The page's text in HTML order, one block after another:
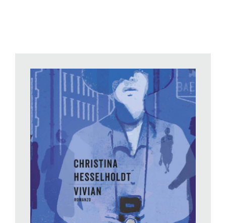
piene di roba, nella casa di Chicago dove era morta a 83 anni.
Niente parenti: di lei si occupava qualcuno degli ex bambini
che l’aveva avuta come tata e ancora ne ricordava il passo
marziale e le scarpe stringate.
Per quarant’anni, Vivian Maier era stata a servizio, amatissima
dai piccoli e dai genitori che le pagavano lo stipendio. Smessi i
panni di Mary Poppins diventava Diane Arbus, e non sempre
le due personalità riuscivano a restare separate. Portava i
bambini a passeggio nei quartieri malfamati, sempre con la
Rolleiflex appesa al collo (la maggior parte delle foto sono
scattate in strada, accanto alle signore eleganti compaiono
barboni e alcolizzati). Se un ragazzino cadeva dalla bicicletta,
lei prima scattava e poi portava soccorso. La fotografia non